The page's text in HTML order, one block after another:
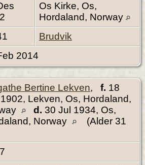
Os Kirke, Os,
Hordaland, Norway
Brudvik
2014
Bertine Lekven, f. 18
Lekven, Os, Hordaland,
d. 30 Jul 1934, Os,
Norway
(Alder 31